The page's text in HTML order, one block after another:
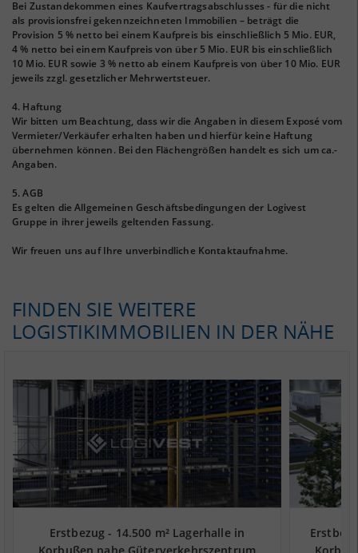
Bei Zustandekommen eines Kaufvertragsabschlusses - für die nicht
als provisionsfrei gekennzeichneten Immobilien – beträgt die
Provision 5 % netto bei einem Kaufpreis bis einschließlich 5 Mio. EUR,
4 % netto bei einem Kaufpreis von über 5 Mio. EUR bis einschließlich
10 Mio. EUR sowie 3 % netto ab einem Kaufpreis von über 10 Mio. EUR
jeweils zzgl. gesetzlicher Mehrwertsteuer.
4. Haftung
Wir bitten um Beachtung, dass wir die Angaben in diesem Exposé vom
Vermieter/Verkäufer erhalten haben und hierfür keine Haftung
übernehmen können. Bei den Flächengrößen handelt es sich um ca.-
Angaben.
5. AGB
Es gelten die Allgemeinen Geschäftsbedingungen der Logivest
Gruppe in ihrer jeweils geltenden Fassung.
Wir freuen uns auf Ihre unverbindliche Kontaktaufnahme.
FINDEN SIE WEITERE
LOGISTIKIMMOBILIEN IN DER NÄHE
Erstbezug - 14.500 m² Lagerhalle in